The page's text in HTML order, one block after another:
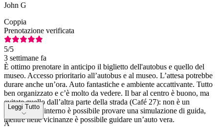
John G
Coppia
Prenotazione verificata
5/5
3 settimane fa
È ottimo prenotare in anticipo il biglietto dell'autobus e quello del
museo. Accesso prioritario all’autobus e al museo. L’attesa potrebbe
durare anche un’ora. Auto fantastiche e ambiente accattivante. Tutto
ben organizzato e c’è molto da vedere. Il bar al centro è buono, ma
evitate quello dall’altra parte della strada (Café 27): non è un
granché. All’interno è possibile provare una simulazione di guida,
mentre nelle vicinanze è possibile guidare un’auto vera.
Leggi Tutto
A